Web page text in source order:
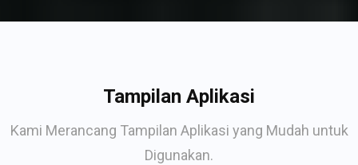
Tampilan Aplikasi
Kami Merancang Tampilan Aplikasi yang Mudah untuk
Digunakan.